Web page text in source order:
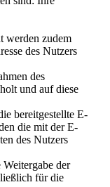
werden zudem
des Nutzers
des
und auf diese
bereitgestellte E-
die mit der E-
des Nutzers
der
für die